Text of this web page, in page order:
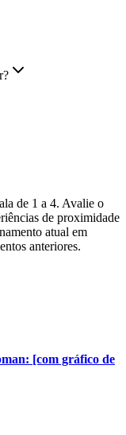
de 1 a 4. Avalie o
de proximidade
atual em
anteriores.
[com gráfico de